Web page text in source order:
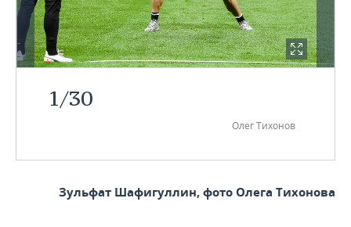
1/30
Олег Тихонов
Зульфат Шафигуллин, фото Олега Тихонова